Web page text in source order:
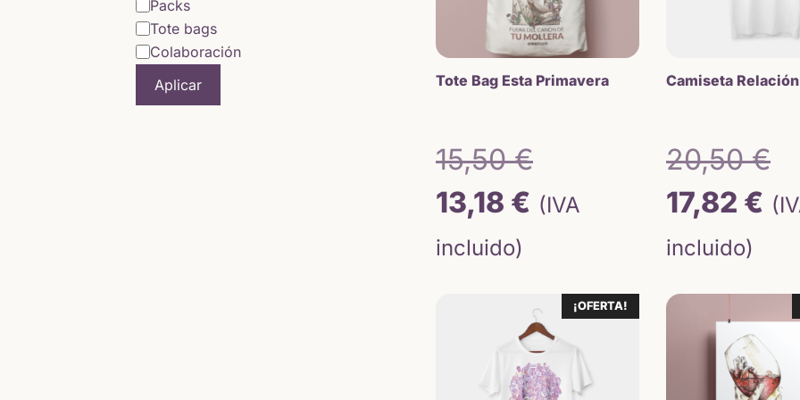
Tote Bag Esta Primavera
15,50€
precio
era:
15,50 €.
13,18 € El
actual
es:
13,18 €.
(IVA
incluido)
Camiseta
20,50€
17,82 € El
incluido)
¡OFERTA!
Packs
Tote bags
Colaboración
Aplicar